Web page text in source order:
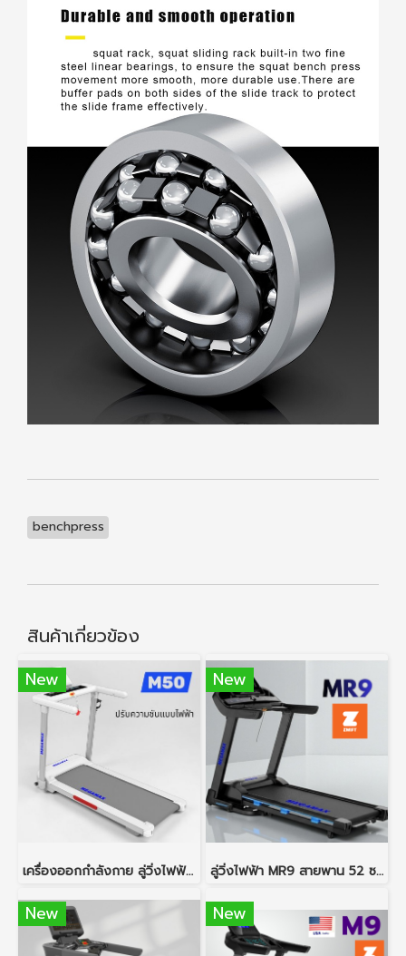
benchpress
สินค้าเกี่ยวข้อง
New
เครื่องออกกำลังกาย ลู่วิ่งไฟฟ้า M50 สำหรับใช้ในบ้านหรือคอนโด
New
ลู่วิ่งไฟฟ้า MR9 สายพาน 52 ซม.
New New